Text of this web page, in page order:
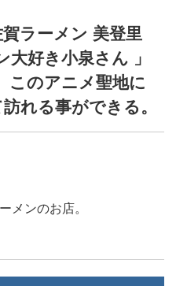
ラーメン 美登里
好き小泉さん 」
このアニメ聖地に
れる事ができる。
メンのお店。